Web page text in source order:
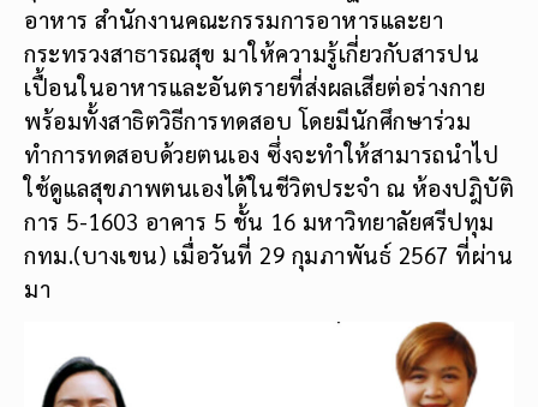
อาหาร สำนักงานคณะกรรมการอาหารและยา
กระทรวงสาธารณสุข มาให้ความรู้เกี่ยวกับสารปน
เปื้อนในอาหารและอันตรายที่ส่งผลเสียต่อร่างกาย
พร้อมทั้งสาธิตวิธีการทดสอบ โดยมีนักศึกษาร่วม
ทำการทดสอบด้วยตนเอง ซึ่งจะทำให้สามารถนำไป
ใช้ดูแลสุขภาพตนเองได้ในชีวิตประจำ ณ ห้องปฎิบัติ
การ 5-1603 อาคาร 5 ชั้น 16 มหาวิทยาลัยศรีปทุม
กทม.(บางเขน) เมื่อวันที่ 29 กุมภาพันธ์ 2567 ที่ผ่าน
มา